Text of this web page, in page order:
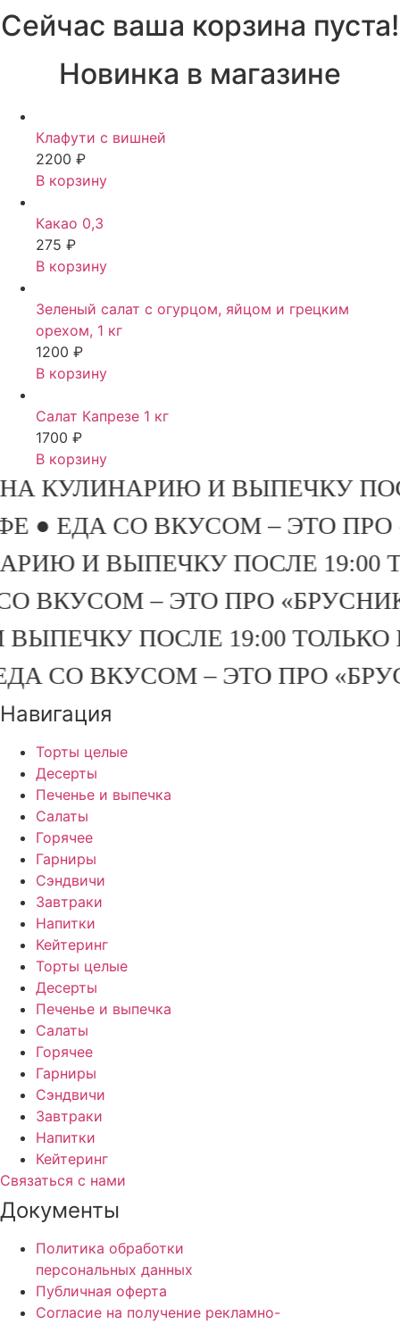
Сейчас ваша корзина пуста!
Новинка в магазине
Клафути с вишней
2200 ₽
В корзину
Какао 0,3
275 ₽
В корзину
Зеленый салат с огурцом, яйцом и грецким
орехом, 1 кг
1200 ₽
В корзину
Салат Капрезе 1 кг
1700 ₽
В корзину
НА КУЛИНАРИЮ И ВЫПЕЧКУ
● ЕДА СО ВКУСОМ – ЭТО
И ВЫПЕЧКУ ПОСЛЕ
СО ВКУСОМ – ЭТО ПРО
ВЫПЕЧКУ ПОСЛЕ 19:00
ЕДА СО ВКУСОМ – ЭТО ПРО
Навигация
Торты целые
Десерты
Печенье и выпечка
Салаты
Горячее
Гарниры
Сэндвичи
Завтраки
Напитки
Кейтеринг
Торты целые
Десерты
Печенье и выпечка
Салаты
Горячее
Гарниры
Сэндвичи
Завтраки
Напитки
Кейтеринг
Связаться с нами
Документы
Политика обработки
персональных данных
Публичная оферта
Согласие на получение рекламно-